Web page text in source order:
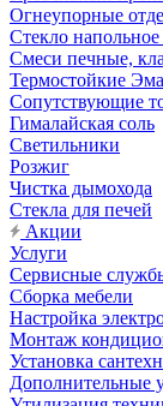
Огнеупорные
Стекло
Смеси печные,
Термостойкие
Сопутствующие
Гималайская соль
Светильники
Розжиг
Чистка дымохода
Стекла для печей
Акции
Услуги
Сервисные
Сборка мебели
Настройка
Монтаж
Установка
Дополнительные